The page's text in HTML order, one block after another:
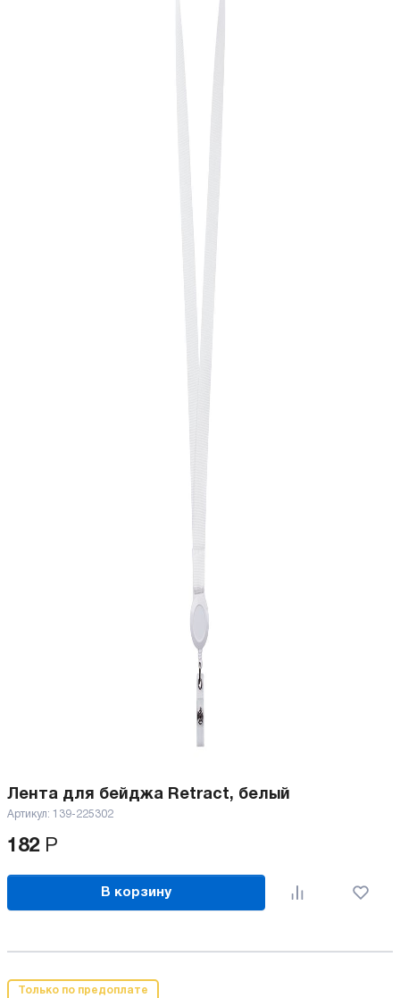
Лента для бейджа Retract, белый
Артикул: 139-225302
182 Р
В корзину
Только по предоплате